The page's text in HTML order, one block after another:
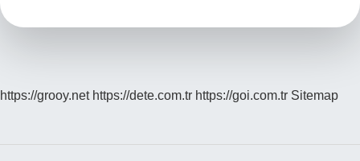
https://grooy.net https://dete.com.tr https://goi.com.tr Sitemap